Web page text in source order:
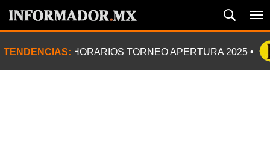
TENDENCIAS: HORARIOS TORNEO APERTURA 2025